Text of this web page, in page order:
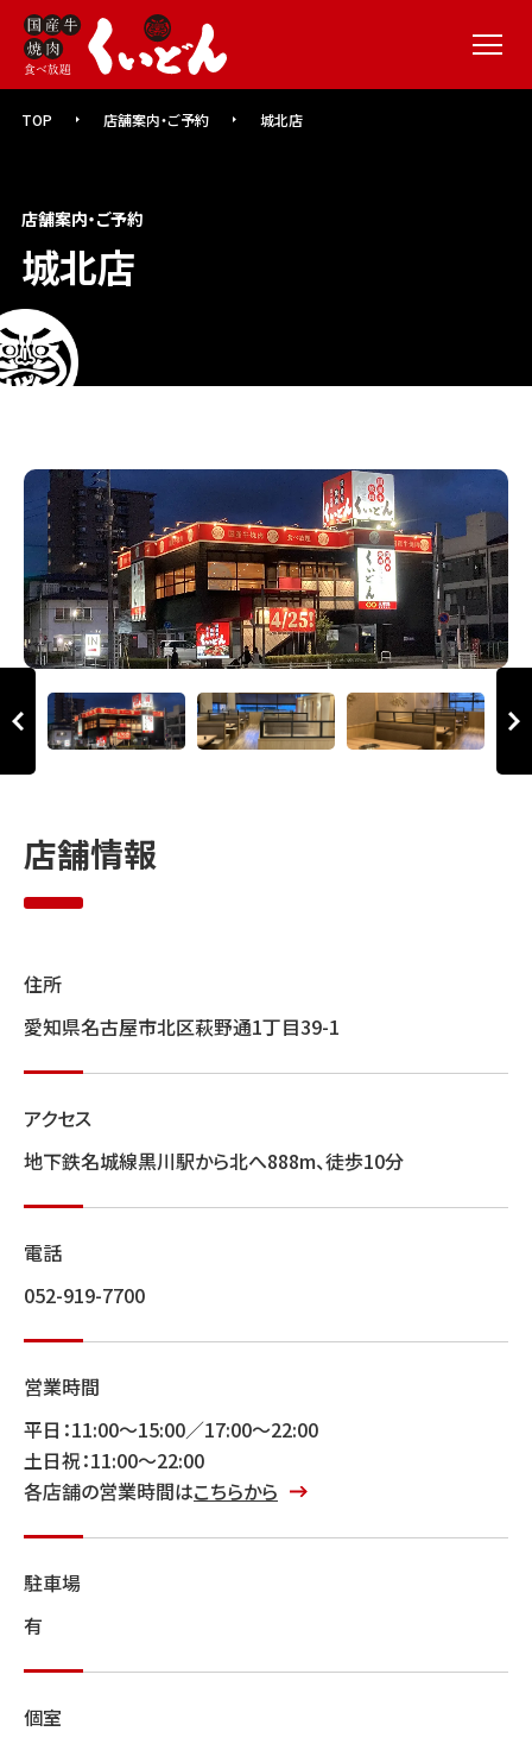
TOP 店舗案内・ご予約 城北店
店舗案内・ご予約
城北店
店舗情報
住所
愛知県名古屋市北区萩野通1丁目39-1
アクセス
地下鉄名城線黒川駅から北へ888m、徒歩10分
電話
052-919-7700
営業時間
平日：11:00〜15:00／17:00〜22:00
土日祝：11:00〜22:00
各店舗の営業時間はこちらから
駐車場
有
個室